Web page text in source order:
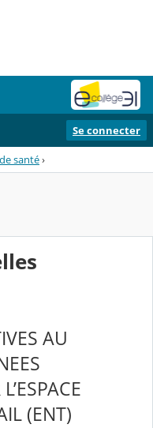
Se connecter
santé›
AU
(ENT)